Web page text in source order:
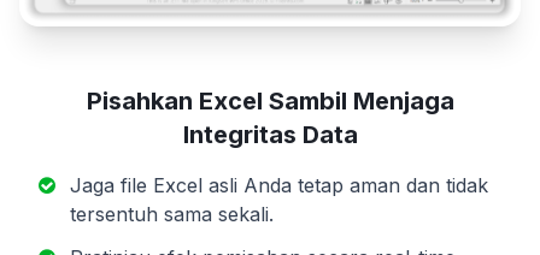
Pisahkan Excel Sambil Menjaga
Integritas Data
Jaga file Excel asli Anda tetap aman dan tidak
tersentuh sama sekali.